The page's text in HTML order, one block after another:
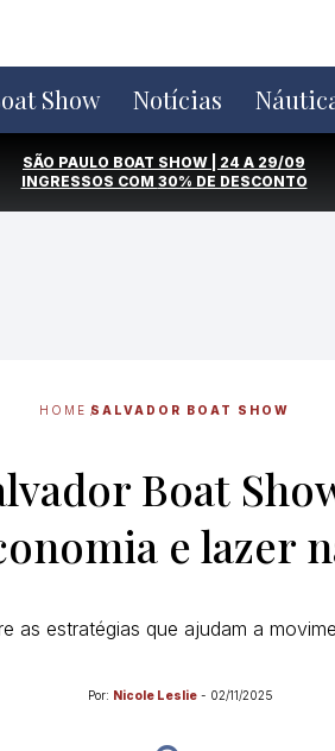
Show Notícias
SÃO PAULO BOAT SHOW | 24 A 29/09
INGRESSOS COM 30% DE DESCONTO
HOME SALVADOR BOAT SHOW
Boat
e lazer
as estratégias que ajudam a
Por: Nicole Leslie - 02/11/2025